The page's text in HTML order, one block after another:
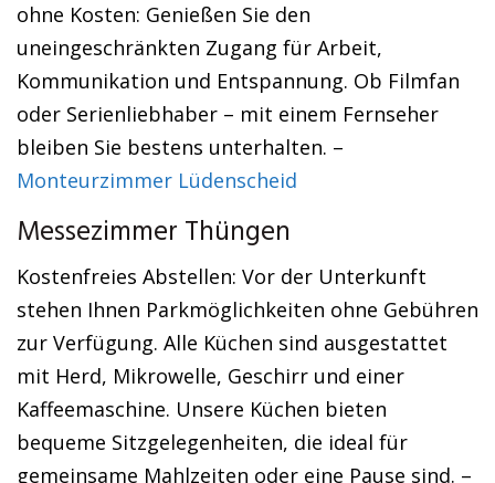
ohne Kosten: Genießen Sie den
uneingeschränkten Zugang für Arbeit,
Kommunikation und Entspannung. Ob Filmfan
oder Serienliebhaber – mit einem Fernseher
bleiben Sie bestens unterhalten. –
Monteurzimmer Lüdenscheid
Messezimmer Thüngen
Kostenfreies Abstellen: Vor der Unterkunft
stehen Ihnen Parkmöglichkeiten ohne Gebühren
zur Verfügung. Alle Küchen sind ausgestattet
mit Herd, Mikrowelle, Geschirr und einer
Kaffeemaschine. Unsere Küchen bieten
bequeme Sitzgelegenheiten, die ideal für
gemeinsame Mahlzeiten oder eine Pause sind. –